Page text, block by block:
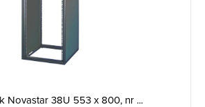
Novastar 38U 553 x 800, nr ...